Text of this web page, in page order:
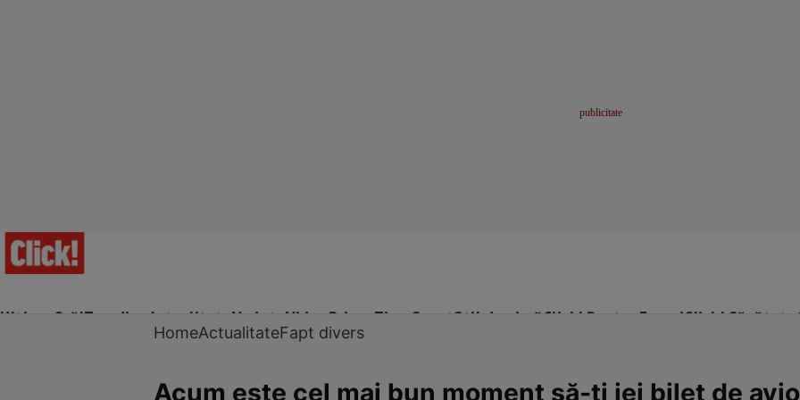
Ultima Oră!Trending Actualitate Vedete Video Prime Time SportStil de viațăClick! Pentru FemeiClick! Sănătate
HomeActualitateFapt divers
Acum este cel mai bun moment să-ţi iei bilet de